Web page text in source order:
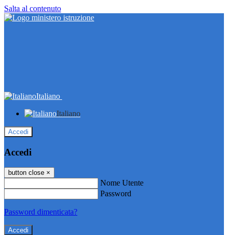
Salta al contenuto
Italiano
Italiano
Accedi
Accedi
button close ×
Nome Utente
Password
Password dimenticata?